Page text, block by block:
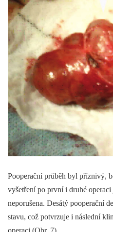
Pooperační průběh byl příznivý,
vyšetření po první i druhé
neporušena. Desátý pooperační
stavu, což potvrzuje i následní